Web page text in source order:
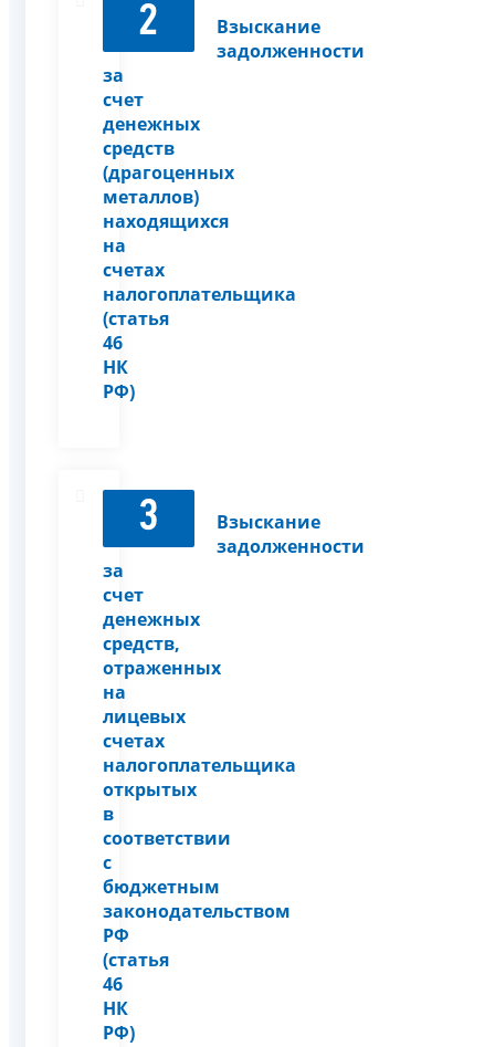
2
Взыскание
задолженности
за
счет
денежных
средств
(драгоценных
металлов)
находящихся
на
счетах
налогоплательщика
(статья
46
НК
РФ)
3
Взыскание
задолженности
за
счет
денежных
средств,
отраженных
на
лицевых
счетах
налогоплательщика
открытых
в
соответствии
с
бюджетным
законодательством
РФ
(статья
46
НК
РФ)